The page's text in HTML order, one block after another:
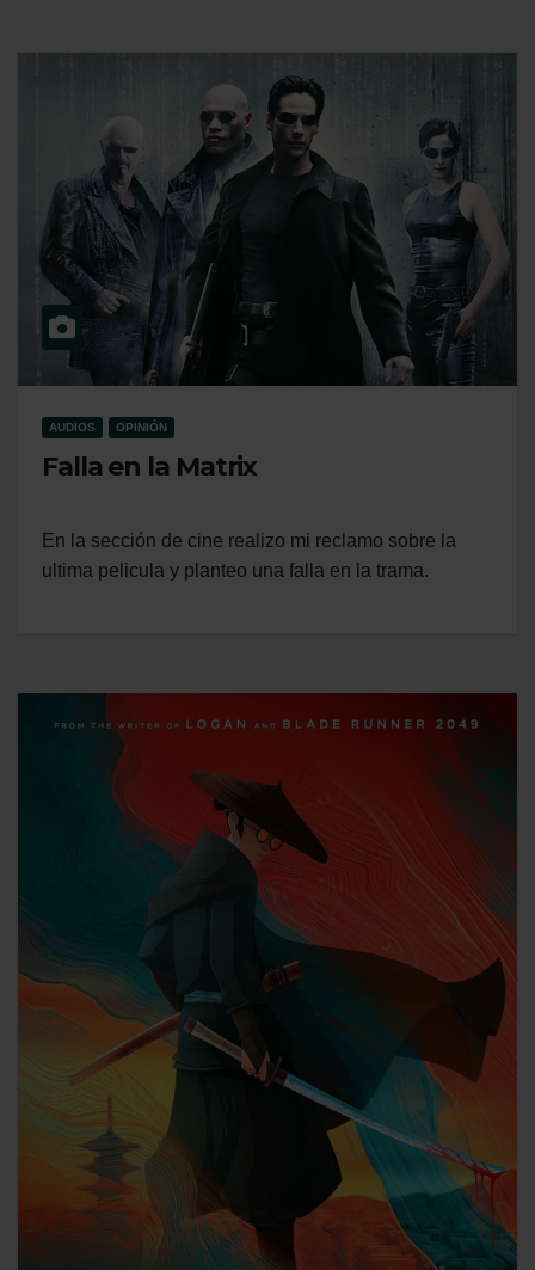
AUDIOS OPINIÓN
Falla en la Matrix
En la sección de cine realizo mi reclamo sobre la
ultima pelicula y planteo una falla en la trama.